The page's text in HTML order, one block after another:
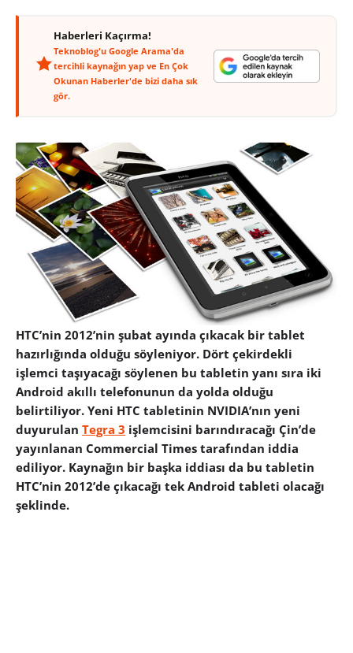
Haberleri Kaçırma!
Teknoblog'u Google Arama'da
tercihli kaynağın yap ve En Çok
Okunan Haberler'de bizi daha sık
gör.
HTC’nin 2012’nin şubat ayında çıkacak bir tablet
hazırlığında olduğu söyleniyor. Dört çekirdekli
işlemci taşıyacağı söylenen bu tabletin yanı sıra iki
Android akıllı telefonunun da yolda olduğu
belirtiliyor. Yeni HTC tabletinin NVIDIA’nın yeni
duyurulan Tegra 3 işlemcisini barındıracağı Çin’de
yayınlanan Commercial Times tarafından iddia
ediliyor. Kaynağın bir başka iddiası da bu tabletin
HTC’nin 2012’de çıkacağı tek Android tableti olacağı
şeklinde.